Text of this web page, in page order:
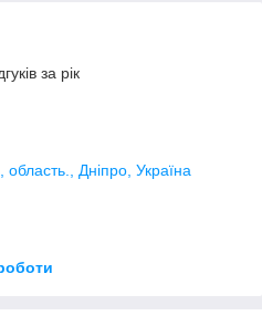
за рік
Дніпро, Україна